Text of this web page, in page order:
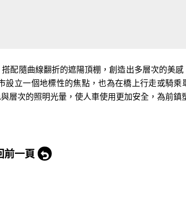
配隨曲線翻折的遮陽頂棚，創造出多層次的美感
立一個地標性的焦點，也為在橋上行走或騎乘
層次的照明光暈，使人車使用更加安全，為前鎮
前一頁